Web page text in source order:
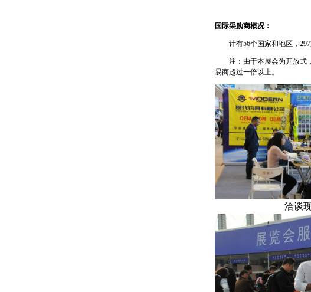
国际采购商概况：
计有56个国家和地区，
注：由于本展会为开放式
易商超过一倍以上。
洽谈